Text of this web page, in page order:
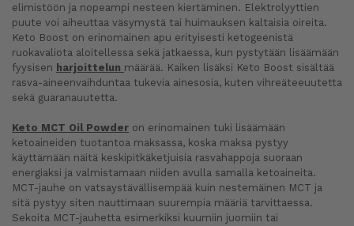
elimistöön ja nopeampi nesteen kiertäminen. Elektrolyyttien
puute voi aiheuttaa väsymystä tai huimauksen kaltaisia oireita.
Keto Boost on erinomainen apu erityisesti ketogeenistä
ruokavaliota aloitellessa sekä jatkaessa, kun pystytään lisäämään
fyysisen harjoittelun määrää. Kaiken lisäksi Keto Boost sisältää
rasva-aineenvaihduntaa tukevia ainesosia, kuten vihreäteeuutetta
sekä guaranauutetta.
Keto MCT Oil Powder on erinomainen tuki lisäämään
ketoaineiden tuotantoa maksassa, koska maksa pystyy
käyttämään näitä keskipitkäketjuisia rasvahappoja suoraan
energiaksi ja valmistamaan niiden avulla samalla ketoaineita.
MCT-jauhe on vatsaystävällisempää kuin nestemäinen MCT ja
sitä pystyy siten nauttimaan suurempia määriä tarvittaessa.
Sekoita MCT-jauhetta esimerkiksi kuumiin juomiin tai